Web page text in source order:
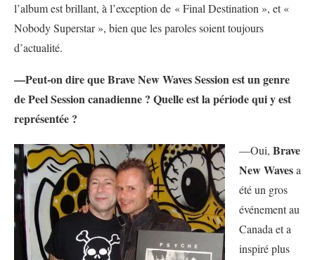
l’album est brillant, à l’exception de « Final Destination », et «
Nobody Superstar », bien que les paroles soient toujours
d’actualité.
—Peut-on dire que Brave New Waves Session est un genre
de Peel Session canadienne ? Quelle est la période qui y est
représentée ?
—Oui, Brave
New Wavesa
été un gros
événement au
Canada et a
inspiré plus